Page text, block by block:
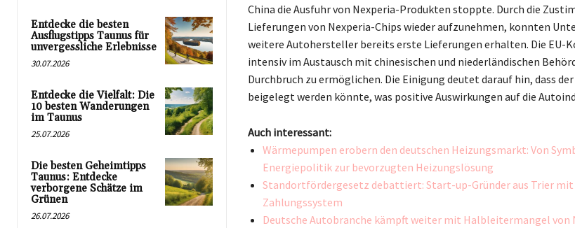
Entdecke die besten
Ausflugstipps Taunus für
unvergessliche Erlebnisse
30.07.2026
Entdecke die Vielfalt: Die
10 besten Wanderungen
im Taunus
25.07.2026
Die besten Geheimtipps
Taunus: Entdecke
verborgene Schätze im
Grünen
26.07.2026
China die Ausfuhr von Nexperia-Produkten stoppte. Durch die
Lieferungen von Nexperia-Chips wieder aufzunehmen, konnten
weitere Autohersteller bereits erste Lieferungen erhalten. Die EU-
intensiv im Austausch mit chinesischen und niederländischen
Durchbruch zu ermöglichen. Die Einigung deutet darauf hin, dass
beigelegt werden könnte, was positive Auswirkungen auf die
Auch interessant:
Wärmepumpen erobern den deutschen Heizungsmarkt: Von
Energiepolitik zur bevorzugten Heizungslösung
Standortfördergesetz debattiert: Start-up-Gründer aus Trier
Zahlungssystem
Deutsche Autobranche kämpft weiter mit Halbleitermangel von